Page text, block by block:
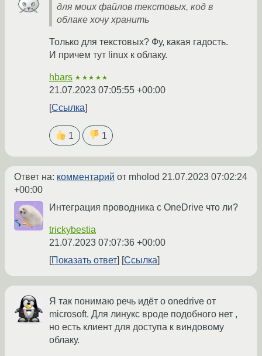
для моих файлов текстовых, код в
облаке хочу хранить
Только для текстовых? Фу, какая гадость.
И причем тут linux к облаку.
hbars ★★★★★
21.07.2023 07:05:55 +00:00
Ссылка
1 1
Ответ на: комментарий от mholod 21.07.2023 07:02:24
+00:00
Интеграция проводника с OneDrive что ли?
trickybestia
21.07.2023 07:07:36 +00:00
Показать ответ
Ссылка
Я так понимаю речь идёт о onedrive от
microsoft. Для линукс вроде подобного нет ,
но есть клиент для доступа к виндовому
облаку.